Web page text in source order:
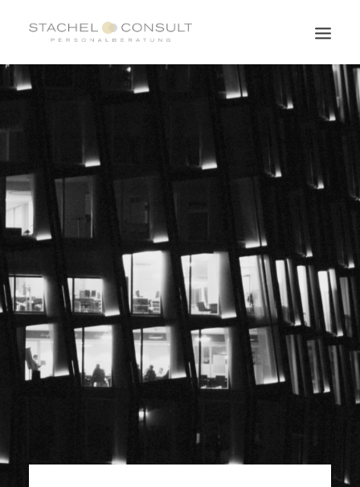
STELLENANBGEBOTE
ÜBER UNS
KONTAKT
T: +49 (0)4103–90 00 99 – 0
IMPRESSUM
DATENSCHUTZERKLÄRUNG